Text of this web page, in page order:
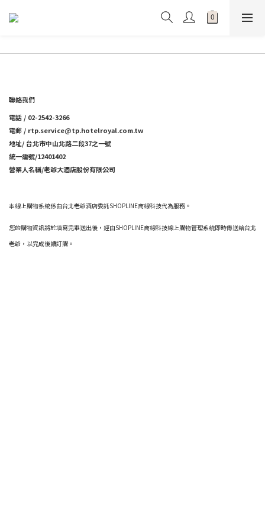
聯絡我們
電話 / 02-2542-3266
電郵 / rtp.service@tp.hotelroyal.com.tw
地址/ 台北市中山北路二段37之一號
統一編號/12401402
營業人名稱/老爺大酒店股份有限公司
本線上購物系統係由台北老爺酒店委託SHOPLINE商線科技代為服務。
您的購物資訊將於填寫完畢送出後，經由SHOPLINE商線科技線上購物管理系統即時傳送給台北
老爺，以完成後續訂購。